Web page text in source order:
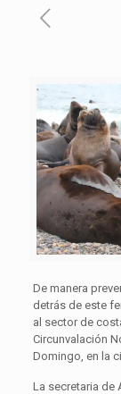
De manera
detrás de este
al sector de
Circunvalación
Domingo, en la
La secretaria de